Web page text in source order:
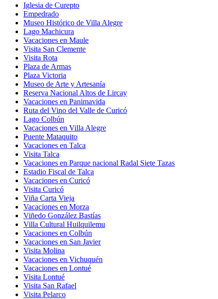
Iglesia de Curepto
Empedrado
Museo Histórico de Villa Alegre
Lago Machicura
Vacaciones en Maule
Visita San Clemente
Visita Rota
Plaza de Armas
Plaza Victoria
Museo de Arte y Artesanía
Reserva Nacional Altos de Lircay
Vacaciones en Panimavida
Ruta del Vino del Valle de Curicó
Lago Colbún
Vacaciones en Villa Alegre
Puente Mataquito
Vacaciones en Talca
Visita Talca
Vacaciones en Parque nacional Radal Siete Tazas
Estadio Fiscal de Talca
Vacaciones en Curicó
Visita Curicó
Viña Carta Vieja
Vacaciones en Morza
Viñedo González Bastías
Villa Cultural Huilquilemu
Vacaciones en Colbún
Vacaciones en San Javier
Visita Molina
Vacaciones en Vichuquén
Vacaciones en Lontué
Visita Lontué
Visita San Rafael
Visita Pelarco